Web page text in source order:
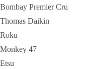
Bombay Premier Cru
Thomas Daikin
Roku
Monkey 47
Etsu